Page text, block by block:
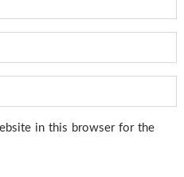
in this browser for the